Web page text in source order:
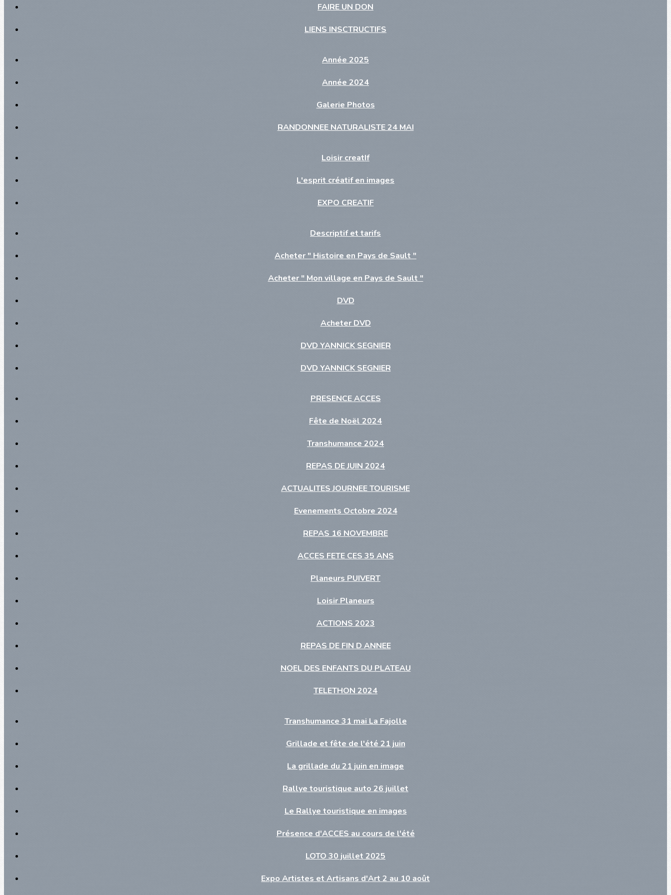
FAIRE UN DON
LIENS INSCTRUCTIFS
Année 2025
Année 2024
Galerie Photos
RANDONNEE NATURALISTE 24 MAI
Loisir creatIf
L'esprit créatif en images
EXPO CREATIF
Descriptif et tarifs
Acheter " Histoire en Pays de Sault "
Acheter " Mon village en Pays de Sault "
DVD
Acheter DVD
DVD YANNICK SEGNIER
DVD YANNICK SEGNIER
PRESENCE ACCES
Fête de Noël 2024
Transhumance 2024
REPAS DE JUIN 2024
ACTUALITES JOURNEE TOURISME
Evenements Octobre 2024
REPAS 16 NOVEMBRE
ACCES FETE CES 35 ANS
Planeurs PUIVERT
Loisir Planeurs
ACTIONS 2023
REPAS DE FIN D ANNEE
NOEL DES ENFANTS DU PLATEAU
TELETHON 2024
Transhumance 31 mai La Fajolle
Grillade et fête de l'été 21 juin
La grillade du 21 juin en image
Rallye touristique auto 26 juillet
Le Rallye touristique en images
Présence d'ACCES au cours de l'été
LOTO 30 juillet 2025
Expo Artistes et Artisans d'Art 2 au 10 août